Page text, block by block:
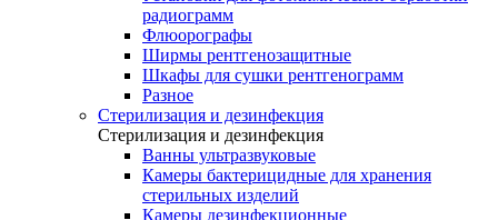
радиограмм
Флюорографы
Ширмы рентгенозащитные
Шкафы для сушки рентгенограмм
Разное
Стерилизация и дезинфекция
Стерилизация и дезинфекция
Ванны ультразвуковые
Камеры бактерицидные для хранения
стерильных изделий
Камеры дезинфекционные